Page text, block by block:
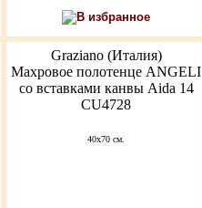
В избранное
Graziano (Италия)
Махровое полотенце ANGELI
со вставками канвы Aida 14
CU4728
40x70 см.